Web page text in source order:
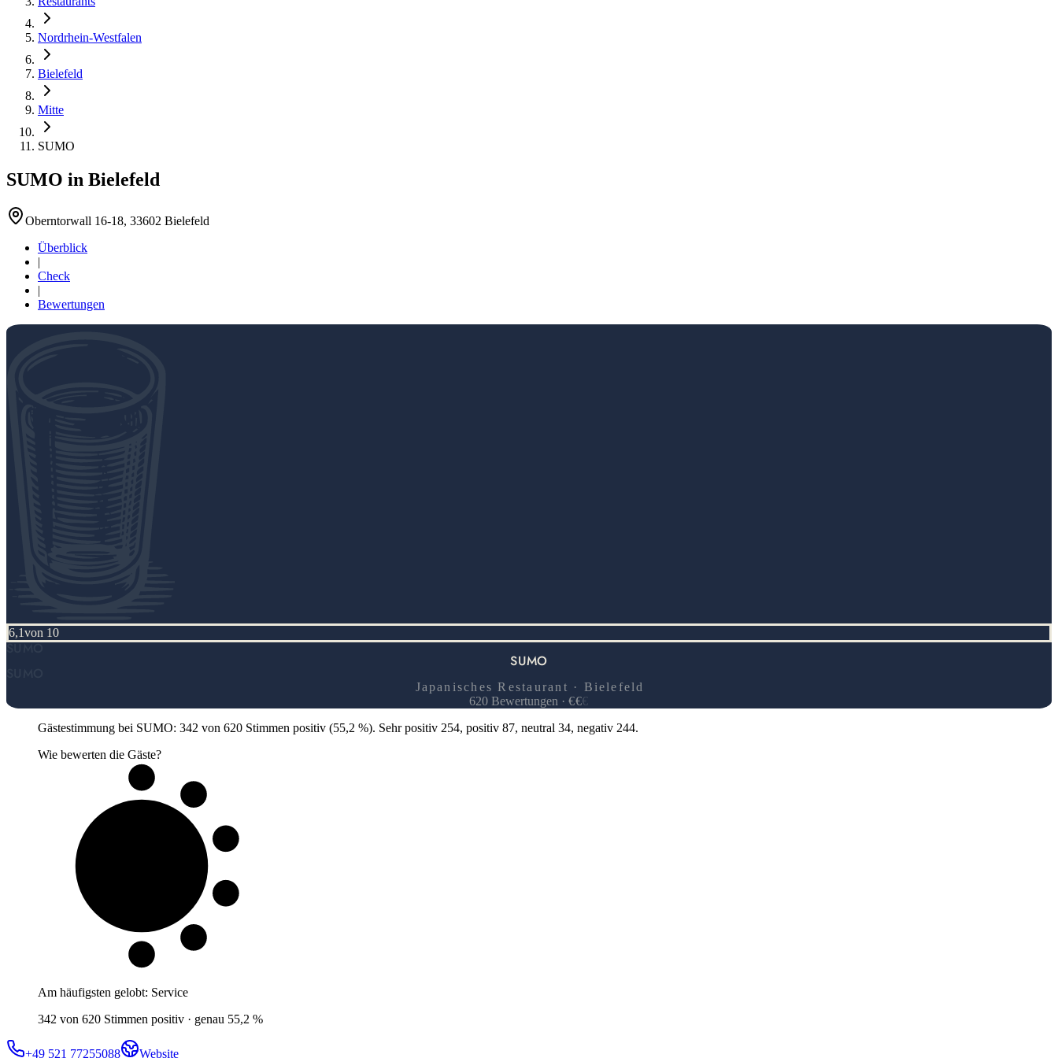
Nordrhein-Westfalen
Bielefeld
Mitte
SUMO
SUMO in Bielefeld
Oberntorwall 16-18, 33602 Bielefeld
Überblick
|
Check
|
Bewertungen
6,1von 10
SUMO
SUMO
Japanisches Restaurant · Bielefeld
620 Bewertungen ·€€€
Gästestimmung bei SUMO: 342 von 620 Stimmen positiv (55,2 %). Sehr positiv 254, positiv 87, neutral 34, negativ 244.
Wie bewerten die Gäste?
Am häufigsten gelobt: Service
342 von 620 Stimmen positiv · genau 55,2 %
+49 521 77255088 Website